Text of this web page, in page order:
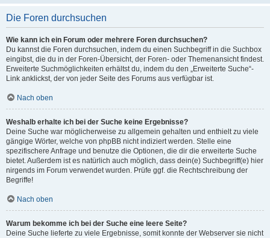
Die Foren durchsuchen
Wie kann ich ein Forum oder mehrere Foren durchsuchen?
Du kannst die Foren durchsuchen, indem du einen Suchbegriff in die Suchbox
eingibst, die du in der Foren-Übersicht, der Foren- oder Themenansicht findest.
Erweiterte Suchmöglichkeiten erhältst du, indem du den „Erweiterte Suche“-
Link anklickst, der von jeder Seite des Forums aus verfügbar ist.
Nach oben
Weshalb erhalte ich bei der Suche keine Ergebnisse?
Deine Suche war möglicherweise zu allgemein gehalten und enthielt zu viele
gängige Wörter, welche von phpBB nicht indiziert werden. Stelle eine
spezifischere Anfrage und benutze die Optionen, die dir die erweiterte Suche
bietet. Außerdem ist es natürlich auch möglich, dass dein(e) Suchbegriff(e) hier
nirgends im Forum verwendet wurden. Prüfe ggf. die Rechtschreibung der
Begriffe!
Nach oben
Warum bekomme ich bei der Suche eine leere Seite?
Deine Suche lieferte zu viele Ergebnisse, somit konnte der Webserver sie nicht